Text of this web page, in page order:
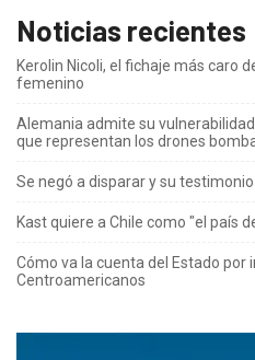
Noticias recientes
Kerolin Nicoli, el fichaje más caro
femenino
Alemania admite su
que representan los drones
Se negó a disparar y su
Kast quiere a Chile como "el país
Cómo va la cuenta del Estado por
Centroamericanos